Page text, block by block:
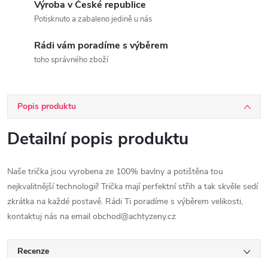
Výroba v České republice
Potisknuto a zabaleno jedině u nás
Rádi vám poradíme s výběrem
toho správného zboží
Popis produktu
Detailní popis produktu
Naše trička jsou vyrobena ze 100% bavlny a potištěna tou
nejkvalitnější technologií! Trička mají perfektní střih a tak skvěle sedí
zkrátka na každé postavě. Rádi Ti poradíme s výběrem velikosti,
kontaktuj nás na email obchod@achtyzeny.cz
Recenze